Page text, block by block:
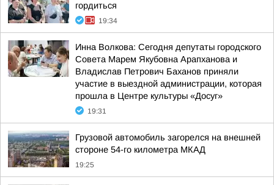
гордиться
19:34
Инна Волкова: Сегодня депутаты городского
Совета Марем Якубовна Арапханова и
Владислав Петрович Баханов приняли
участие в выездной администрации, которая
прошла в Центре культуры «Досуг»
19:31
Грузовой автомобиль загорелся на внешней
стороне 54-го километра МКАД
19:25